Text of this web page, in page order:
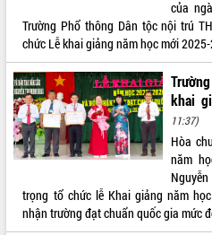
Tháo gỡ những vướng mắc, đẩy mạnh
công tác cải cách thủ tục hành chính
tại Trung tâm Phục vụ hành chính
công tỉnh
Đắk Lắk: Tôn vinh 46 giải pháp tại Hội
thi Sáng tạo Kỹ thuật 2024 - 2025
Đắk Lắk rà soát, điều chỉnh Đề án 190
về phát triển nuôi trồng thủy sản
Trương Công Thái kiểm tra thực địa
Dự án cao tốc Khánh Hòa - Buôn Ma
Thuột
của
Trường Phổ thông Dân tộc nội trú
chức Lễ khai giảng năm học mới
khai
11:37)
Hòa
năm
trọng tổ chức lễ Khai giảng năm
nhận trường đạt chuẩn quốc gia mức